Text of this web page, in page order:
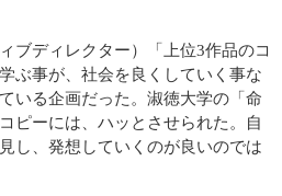
ブディレクター）「上位3作品のコ
ぶ事が、社会を良くしていく事な
いる企画だった。淑徳大学の「命
ピーには、ハッとさせられた。自
し、発想していくのが良いのでは